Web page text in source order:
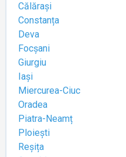
Călărași
Constanța
Deva
Focșani
Giurgiu
Iași
Miercurea-Ciuc
Oradea
Piatra-Neamț
Ploiești
Reșița